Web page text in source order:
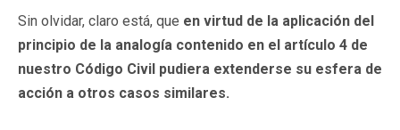
Sin olvidar, claro está, que en virtud de la aplicación del
principio de la analogía contenido en el artículo 4 de
nuestro Código Civil pudiera extenderse su esfera de
acción a otros casos similares.